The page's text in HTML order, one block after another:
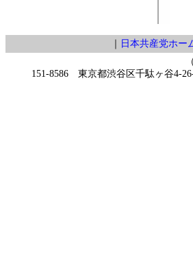
日本共産党ホー
151-8586 東京都渋谷区千駄ヶ谷4-